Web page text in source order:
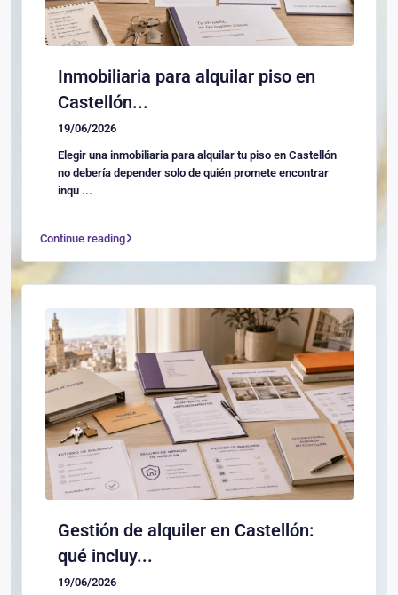
Inmobiliaria para alquilar piso en
Castellón...
19/06/2026
Elegir una inmobiliaria para alquilar tu piso en Castellón
no debería depender solo de quién promete encontrar
inqu ...
Continue reading
Gestión de alquiler en Castellón:
qué incluy...
19/06/2026